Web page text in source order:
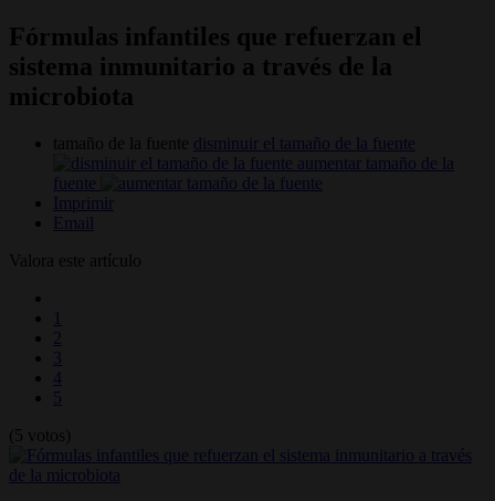
Fórmulas infantiles que refuerzan el
sistema inmunitario a través de la
microbiota
tamaño de la fuente disminuir el tamaño de la fuente
aumentar tamaño de la
fuente
Imprimir
Email
Valora este artículo
1
2
3
4
5
(5 votos)